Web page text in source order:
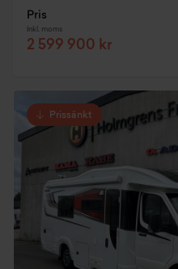
Pris
Inkl. moms
2 599 900 kr
Prissänkt